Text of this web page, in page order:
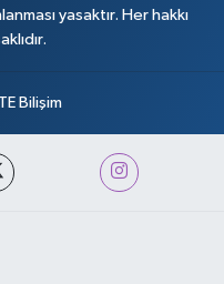
yasaktır. Her hakkı
TE Bilişim